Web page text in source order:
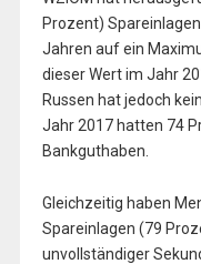
Prozent)
Jahren auf ein
dieser Wert im Jahr
Russen hat jedoch
Jahr 2017 hatten 74
Bankguthaben.
Gleichzeitig haben
Spareinlagen (79
unvollständiger